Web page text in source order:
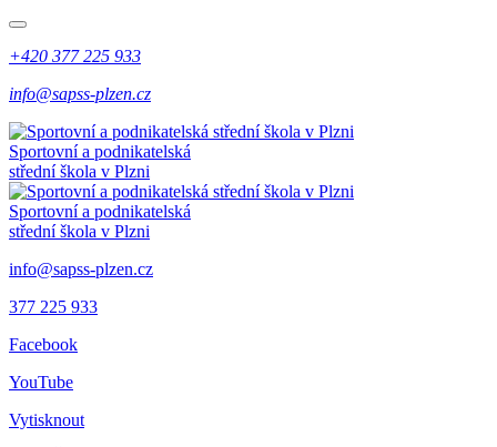
+420 377 225 933
info@sapss-plzen.cz
Sportovní a podnikatelská
střední škola v Plzni
Sportovní a podnikatelská
střední škola v Plzni
info@sapss-plzen.cz
377 225 933
Facebook
YouTube
Vytisknout